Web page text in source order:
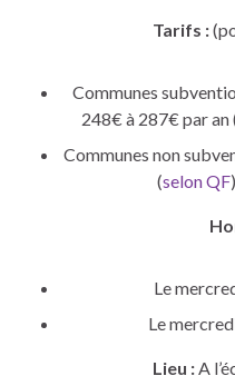
Tarifs :
Communes
248€ à 287€ par an
Communes non
(selon QF
Le
Le
Lieu :A